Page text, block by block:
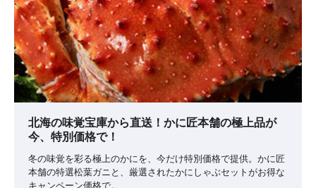
北海の味覚宝庫から直送！かに匠本舗の極上品が
今、特別価格で！
冬の味覚を彩る極上のかにを、今だけ特別価格で提供。かに匠
本舗の特選松葉ガニと、厳選されたかにしゃぶセットがお得な
キャンペーン価格で。